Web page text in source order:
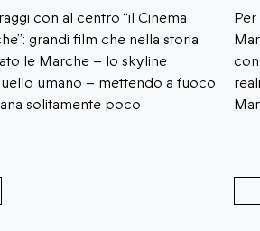
con al centro “il Cinema
grandi film che nella storia
le Marche – lo skyline
umano – mettendo a fuoco
solitamente poco